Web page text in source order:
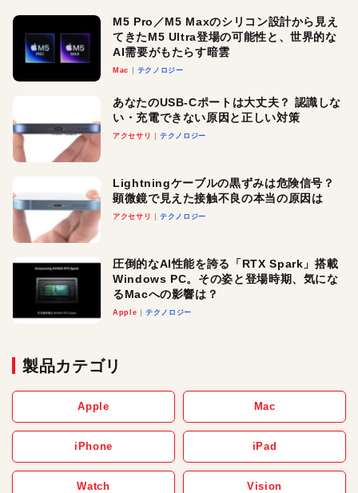
M5 Pro／M5 Maxのシリコン設計から見え
てきたM5 Ultra登場の可能性と、世界的な
AI需要がもたらす暗雲
Mac テクノロジー
あなたのUSB-Cポートは大丈夫？ 認識しな
い・充電できない原因と正しい対策
アクセサリ テクノロジー
Lightningケーブルの黒ずみは危険信号？
顕微鏡で見えた接触不良の本当の原因は
アクセサリ テクノロジー
圧倒的なAI性能を誇る「RTX Spark」搭載
Windows PC。その姿と登場時期、気にな
るMacへの影響は？
Apple テクノロジー
製品カテゴリ
Apple Mac
iPhone iPad
Watch Vision